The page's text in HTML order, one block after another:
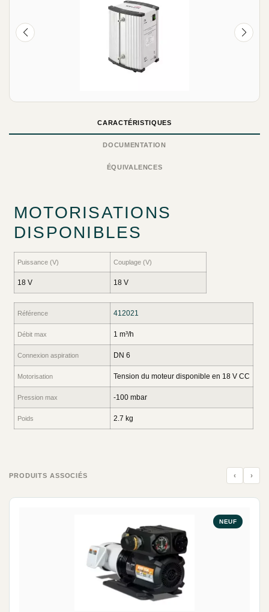
CARACTÉRISTIQUES
DOCUMENTATION
ÉQUIVALENCES
MOTORISATIONS
DISPONIBLES
Puissance (V) Couplage (V)
18 V 18 V
Référence 412021
Débit max 1 m³/h
Connexion aspiration DN 6
Motorisation Tension du moteur disponible en 18 V CC
Pression max -100 mbar
Poids 2.7 kg
PRODUITS ASSOCIÉS ‹ ›
NEUF